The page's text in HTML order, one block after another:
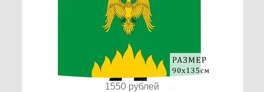
1550 рублей